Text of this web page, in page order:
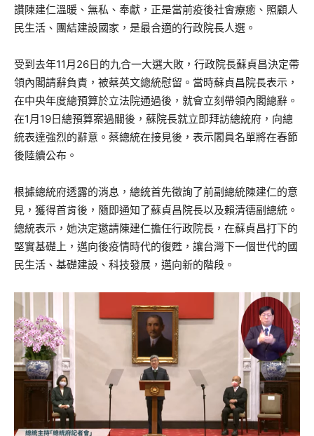
讚陳建仁溫暖、無私、奉獻，正是當前疫後社會療癒、照顧人
民生活、團結建設國家，是最合適的行政院長人選。
受到去年11月26日的九合一大選大敗，行政院長蘇貞昌決定帶
領內閣請辭負責，被蔡英文總統慰留。當時蘇貞昌院長表示，
在中央年度總預算於立法院通過後，就會立刻帶領內閣總辭。
在1月19日總預算案過關後，蘇院長就立即拜訪總統府，向總
統表達強烈的辭意。蔡總統在接見後，表示閣員名單將在春節
後陸續公布。
根據總統府透露的消息，總統首先徵詢了前副總統陳建仁的意
見，獲得首肯後，隨即通知了蘇貞昌院長以及賴清德副總統。
總統表示，她決定邀請陳建仁擔任行政院長，在蘇貞昌打下的
堅實基礎上，邁向後疫情時代的復甦，讓台灣下一個世代的國
民生活、基礎建設、科技發展，邁向新的階段。